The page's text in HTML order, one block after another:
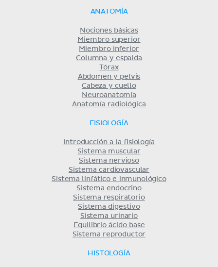
ANATOMÍA
Nociones básicas
Miembro superior
Miembro inferior
Columna y espalda
Tórax
Abdomen y pelvis
Cabeza y cuello
Neuroanatomía
Anatomía radiológica
FISIOLOGÍA
Introducción a la fisiología
Sistema muscular
Sistema nervioso
Sistema cardiovascular
Sistema linfático e inmunológico
Sistema endocrino
Sistema respiratorio
Sistema digestivo
Sistema urinario
Equilibrio ácido base
Sistema reproductor
HISTOLOGÍA